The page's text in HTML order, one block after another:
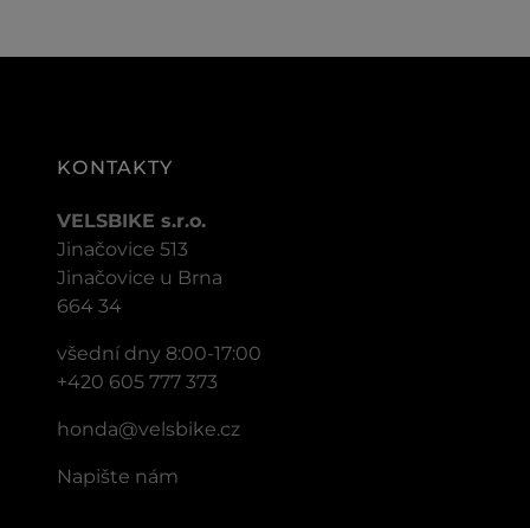
KONTAKTY
VELSBIKE s.r.o.
Jinačovice 513
Jinačovice u Brna
664 34
všední dny 8:00-17:00
+420 605 777 373
honda@velsbike.cz
Napište nám